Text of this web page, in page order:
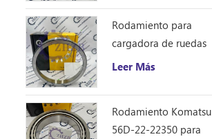
Rodamiento para
cargadora de ruedas
Caterpillar 8S9076
Leer Más
Rodamiento Komatsu
56D-22-22350 para